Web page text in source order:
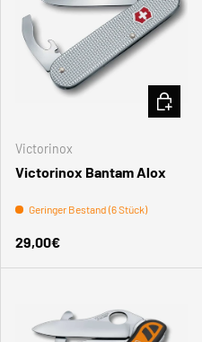
Victorinox
Victorinox Bantam Alox
Geringer Bestand (6 Stück)
Normaler Preis
29,00€
IN DEN